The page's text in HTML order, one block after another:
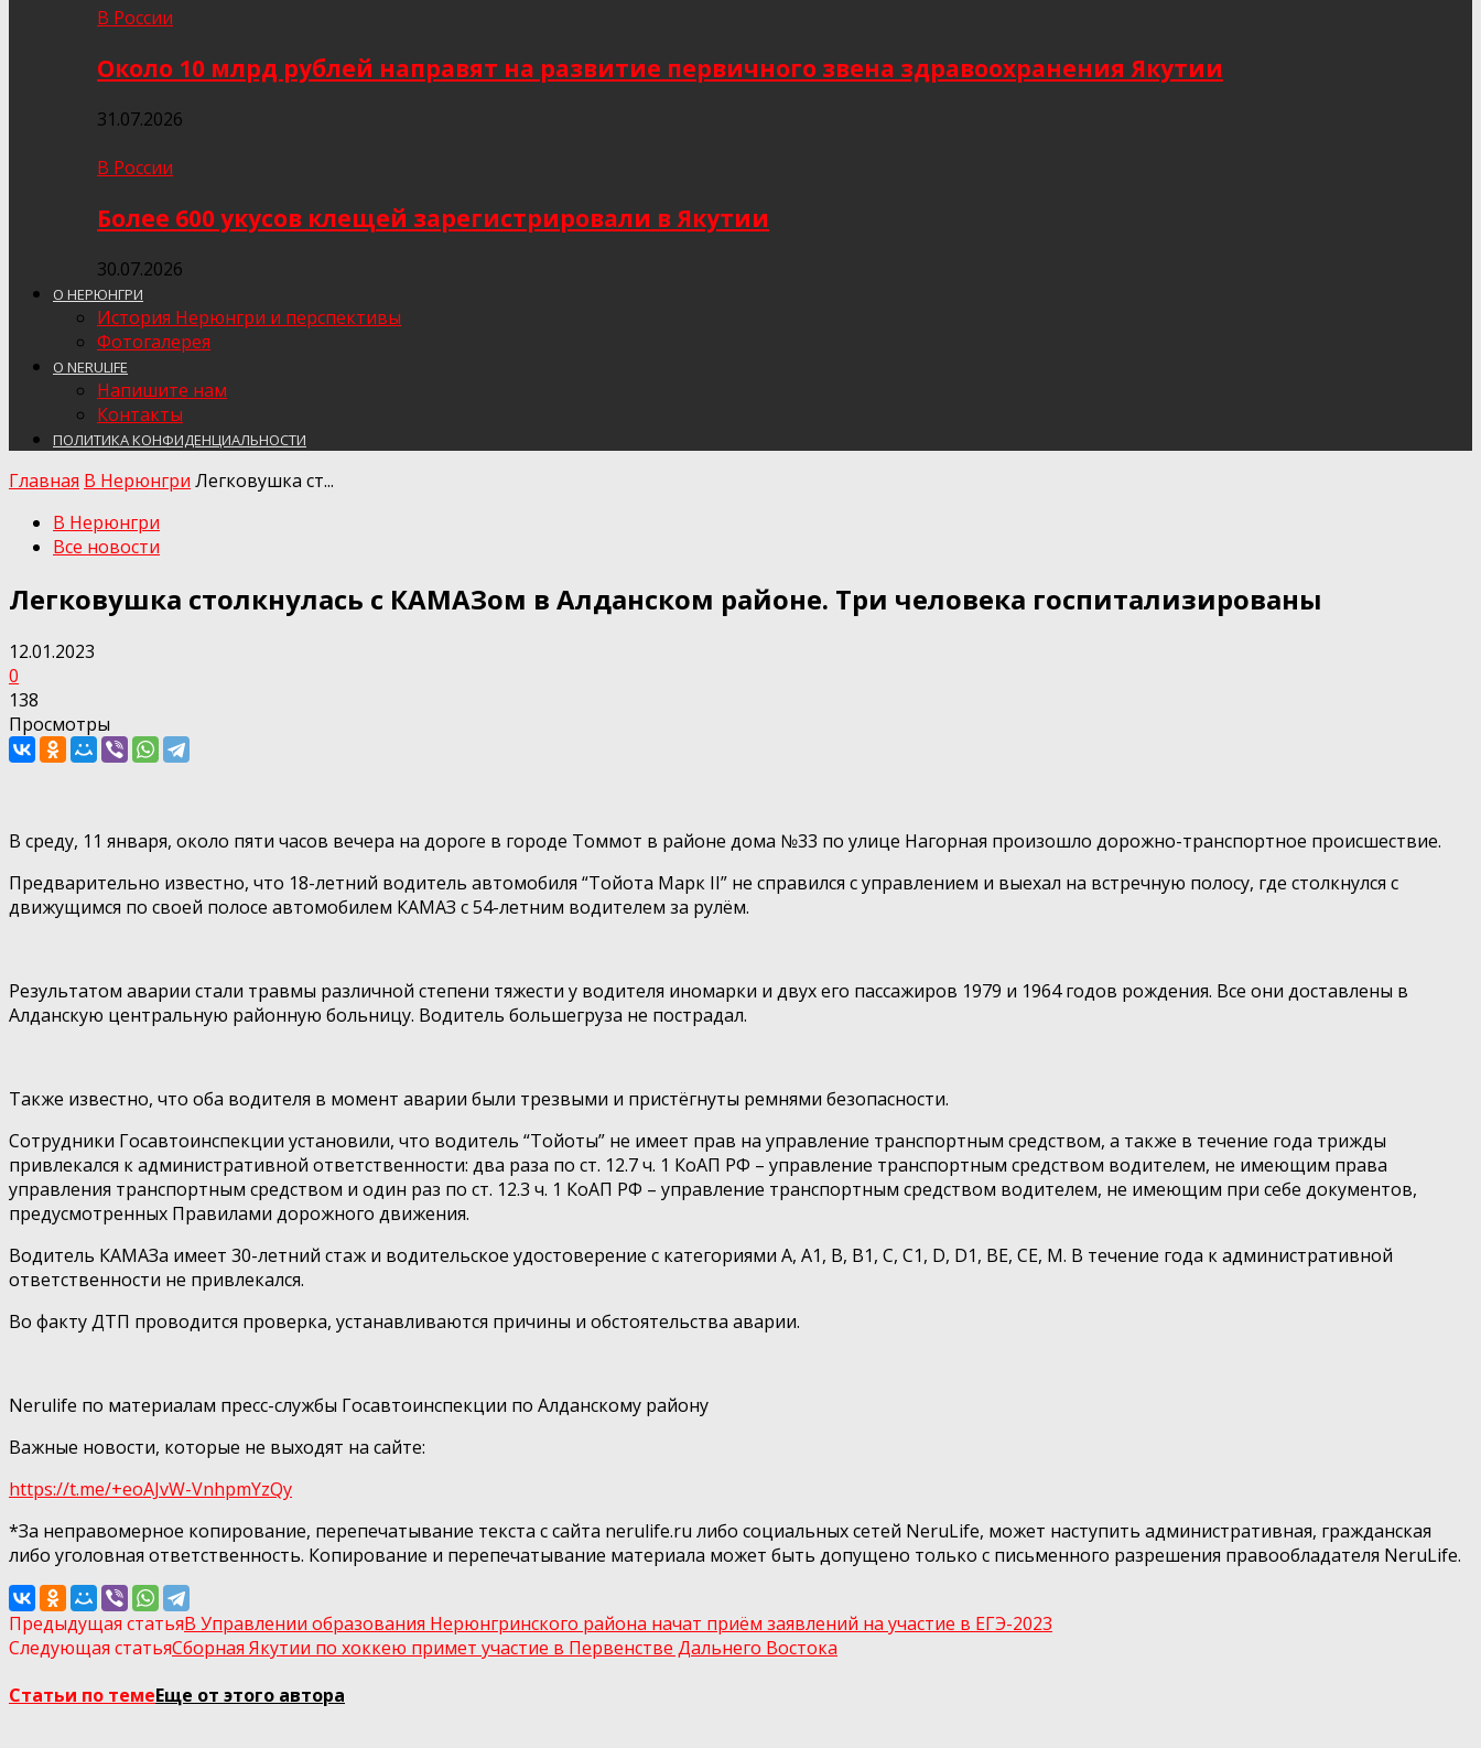
В России
Около 10 млрд рублей направят на развитие первичного звена здравоохранения Якутии
31.07.2026
В России
Более 600 укусов клещей зарегистрировали в Якутии
30.07.2026
О НЕРЮНГРИ
История Нерюнгри и перспективы
Фотогалерея
О NERULIFE
Напишите нам
Контакты
ПОЛИТИКА КОНФИДЕНЦИАЛЬНОСТИ
Главная В Нерюнгри Легковушка ст...
В Нерюнгри
Все новости
Легковушка столкнулась с КАМАЗом в Алданском районе. Три человека госпитализированы
12.01.2023
0
138
Просмотры
В среду, 11 января, около пяти часов вечера на дороге в городе Томмот в районе дома №33 по улице Нагорная произошло дорожно-транспортное происшествие.
Предварительно известно, что 18-летний водитель автомобиля “Тойота Марк II” не справился с управлением и выехал на встречную полосу, где столкнулся с
движущимся по своей полосе автомобилем КАМАЗ с 54-летним водителем за рулём.
Результатом аварии стали травмы различной степени тяжести у водителя иномарки и двух его пассажиров 1979 и 1964 годов рождения. Все они доставлены в
Алданскую центральную районную больницу. Водитель большегруза не пострадал.
Также известно, что оба водителя в момент аварии были трезвыми и пристёгнуты ремнями безопасности.
Сотрудники Госавтоинспекции установили, что водитель “Тойоты” не имеет прав на управление транспортным средством, а также в течение года трижды
привлекался к административной ответственности: два раза по ст. 12.7 ч. 1 КоАП РФ – управление транспортным средством водителем, не имеющим права
управления транспортным средством и один раз по ст. 12.3 ч. 1 КоАП РФ – управление транспортным средством водителем, не имеющим при себе документов,
предусмотренных Правилами дорожного движения.
Водитель КАМАЗа имеет 30-летний стаж и водительское удостоверение с категориями А, А1, В, В1, С, С1, D, D1, ВЕ, СЕ, М. В течение года к административной
ответственности не привлекался.
Во факту ДТП проводится проверка, устанавливаются причины и обстоятельства аварии.
Nerulife по материалам пресс-службы Госавтоинспекции по Алданскому району
Важные новости, которые не выходят на сайте:
https://t.me/+eoAJvW-VnhpmYzQy
*За неправомерное копирование, перепечатывание текста с сайта nerulife.ru либо социальных сетей NeruLife, может наступить административная, гражданская
либо уголовная ответственность. Копирование и перепечатывание материала может быть допущено только с письменного разрешения правообладателя NeruLife.
Предыдущая статьяВ Управлении образования Нерюнгринского района начат приём заявлений на участие в ЕГЭ-2023
Следующая статьяСборная Якутии по хоккею примет участие в Первенстве Дальнего Востока
Статьи по темеЕще от этого автора